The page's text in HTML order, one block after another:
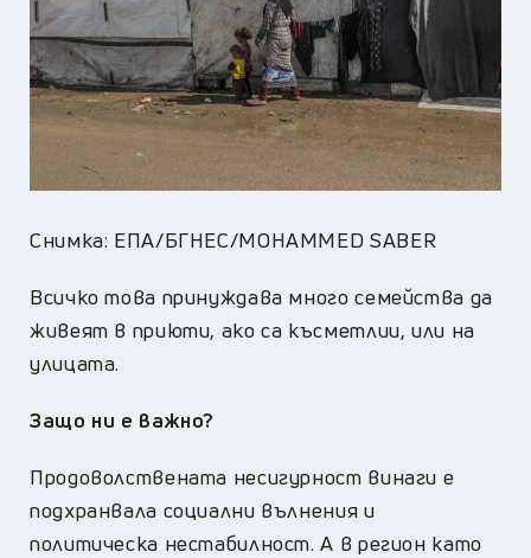
Снимка: ЕПА/БГНЕС/MOHAMMED SABER
Всичко това принуждава много семейства да
живеят в приюти, ако са късметлии, или на
улицата.
Защо ни е важно?
Продоволствената несигурност винаги е
подхранвала социални вълнения и
политическа нестабилност. А в регион като